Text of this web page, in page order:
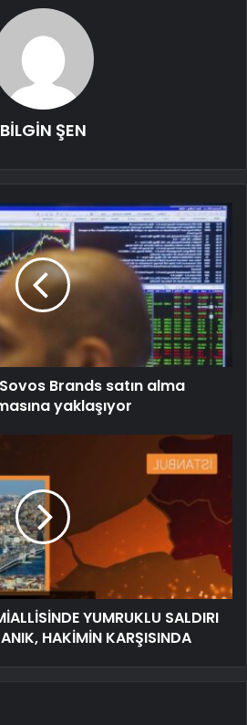
BİLGİN ŞEN
Brands satın alma
yaklaşıyor
YUMRUKLU SALDIRI
HAKİMİN KARŞISINDA